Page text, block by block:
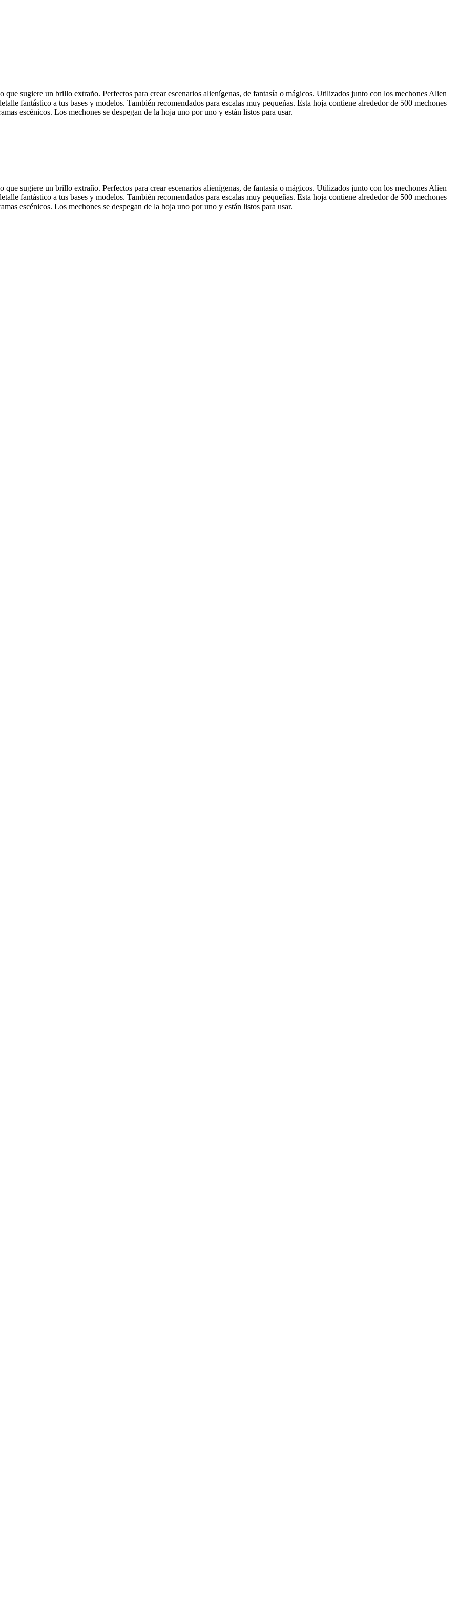
que sugiere un brillo extraño. Perfectos para crear escenarios alienígenas, de fantasía o mágicos. Utilizados junto con los mechones Alien
fantástico a tus bases y modelos. También recomendados para escalas muy pequeñas. Esta hoja contiene alrededor de 500 mechones
escénicos. Los mechones se despegan de la hoja uno por uno y están listos para usar.
que sugiere un brillo extraño. Perfectos para crear escenarios alienígenas, de fantasía o mágicos. Utilizados junto con los mechones Alien
fantástico a tus bases y modelos. También recomendados para escalas muy pequeñas. Esta hoja contiene alrededor de 500 mechones
escénicos. Los mechones se despegan de la hoja uno por uno y están listos para usar.